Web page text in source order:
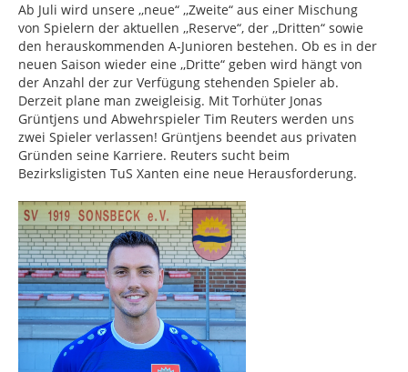
Ab Juli wird unsere ,,neue“ ,,Zweite“ aus einer Mischung
von Spielern der aktuellen ,,Reserve“, der ,,Dritten“ sowie
den herauskommenden A-Junioren bestehen. Ob es in der
neuen Saison wieder eine ,,Dritte“ geben wird hängt von
der Anzahl der zur Verfügung stehenden Spieler ab.
Derzeit plane man zweigleisig. Mit Torhüter Jonas
Grüntjens und Abwehrspieler Tim Reuters werden uns
zwei Spieler verlassen! Grüntjens beendet aus privaten
Gründen seine Karriere. Reuters sucht beim
Bezirksligisten TuS Xanten eine neue Herausforderung.